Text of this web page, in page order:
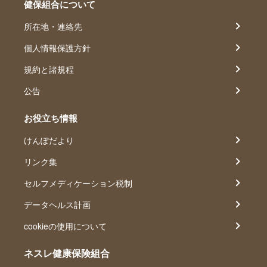
健保組合について
所在地・連絡先
個人情報保護方針
規約と諸規程
公告
お役立ち情報
けんぽだより
リンク集
セルフメディケーション税制
データヘルス計画
cookieの使用について
ネスレ健康保険組合